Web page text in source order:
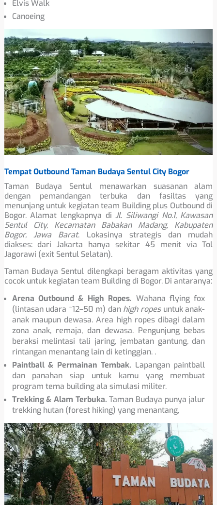
Elvis Walk
Canoeing
Tempat Outbound Taman Budaya Sentul City Bogor
Taman Budaya Sentul menawarkan suasanan alam
dengan pemandangan terbuka dan fasiltas yang
menunjang untuk kegiatan team Building plus Outbound di
Bogor. Alamat lengkapnya diJl. Siliwangi No.1, Kawasan
Sentul City, Kecamatan Babakan Madang, Kabupaten
Bogor, Jawa Barat. Lokasinya strategis dan mudah
diakses: dari Jakarta hanya sekitar 45 menit via Tol
Jagorawi (exit Sentul Selatan).
Taman Budaya Sentul dilengkapi beragam aktivitas yang
cocok untuk kegiatan team Building di Bogor. Di antaranya:
Arena Outbound & High Ropes. Wahana flying fox
(lintasan udara ~12–50 m) dan high ropesuntuk anak-
anak maupun dewasa. Area high ropes dibagi dalam
zona anak, remaja, dan dewasa. Pengunjung bebas
beraksi melintasi tali jaring, jembatan gantung, dan
rintangan menantang lain di ketinggian. .
Paintball & Permainan Tembak. Lapangan paintball
dan panahan siap untuk kamu yang membuat
program tema building ala simulasi militer.
Trekking & Alam Terbuka. Taman Budaya punya jalur
trekking hutan (forest hiking) yang menantang,